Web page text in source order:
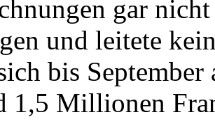
gar
und leitete
bis September
1,5 Millionen